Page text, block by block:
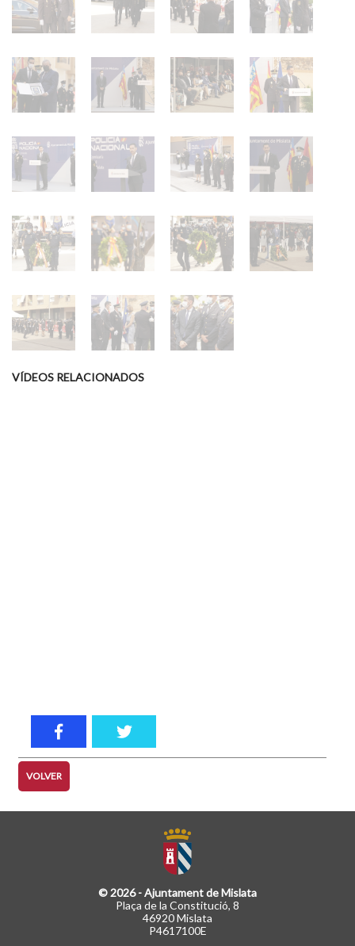
VÍDEOS RELACIONADOS
VOLVER
© 2026 - Ajuntament de Mislata
Plaça de la Constitució, 8
46920 Mislata
P4617100E